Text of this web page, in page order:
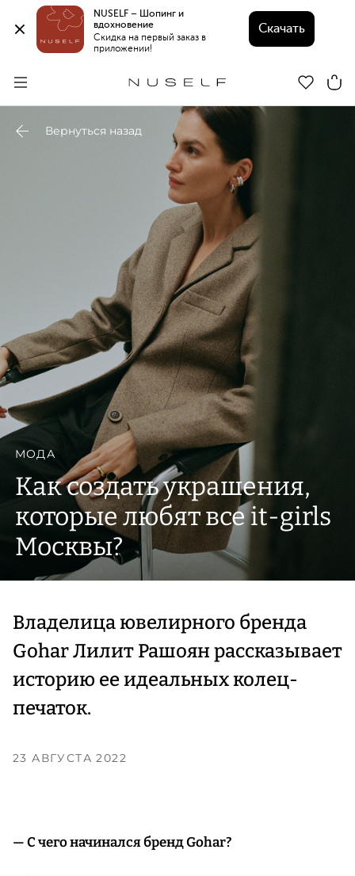
NUSELF – Шопинг и
вдохновение
Скидка на первый заказ в
приложении!
Скачать
Вернуться назад
МОДА
Как создать украшения,
которые любят все it-girls
Москвы?
Владелица ювелирного бренда
Gohar Лилит Рашоян рассказывает
историю ее идеальных колец-
печаток.
23 АВГУСТА 2022
— С чего начинался бренд Gohar?